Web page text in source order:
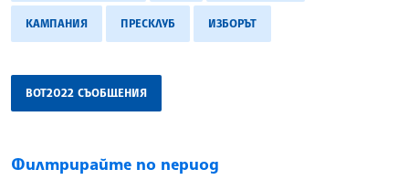
КАМПАНИЯ ПРЕСКЛУБ ИЗБОРЪТ
ВОТ2022 СЪОБЩЕНИЯ
Филтрирайте по период